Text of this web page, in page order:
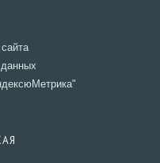
Откроется
в
вкладке
в